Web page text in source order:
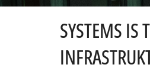
SYSTEMS IS